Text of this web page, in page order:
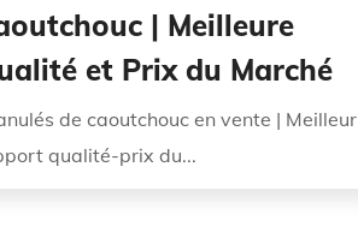
| Meilleure
et Prix du Marché
de caoutchouc en vente | Meilleur
qualité-prix du...